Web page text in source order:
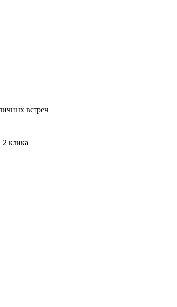
встреч
2 клика